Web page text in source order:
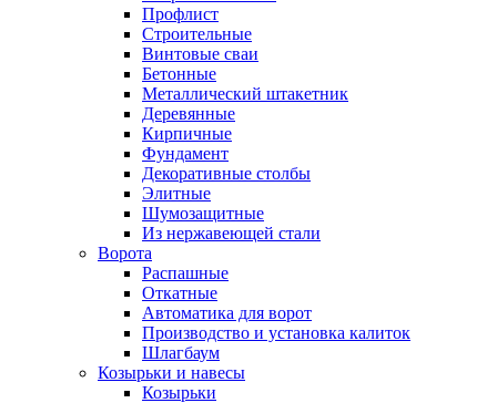
Профлист
Строительные
Винтовые сваи
Бетонные
Металлический штакетник
Деревянные
Кирпичные
Фундамент
Декоративные столбы
Элитные
Шумозащитные
Из нержавеющей стали
Ворота
Распашные
Откатные
Автоматика для ворот
Производство и установка калиток
Шлагбаум
Козырьки и навесы
Козырьки